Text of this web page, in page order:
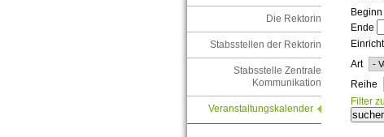
Die Rektorin
Stabsstellen der Rektorin
Stabsstelle Zentrale
Kommunikation
Veranstaltungskalender
Beginn
Ende
Art
Reihe
Filter